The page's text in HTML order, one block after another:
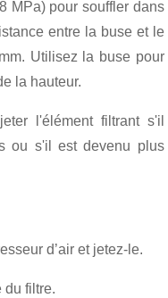
MPa) pour souffler dans
entre la buse et le
Utilisez la buse pour
la hauteur.
l'élément filtrant s'il
ou s'il est devenu plus
d’air et jetez-le.
du filtre.